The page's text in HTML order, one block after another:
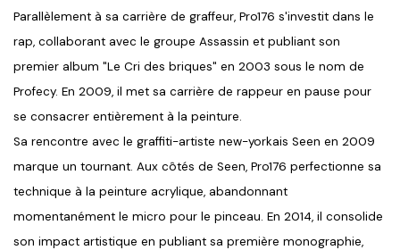
Parallèlement à sa carrière de graffeur, Pro176 s'investit dans le
rap, collaborant avec le groupe Assassin et publiant son
premier album "Le Cri des briques" en 2003 sous le nom de
Profecy. En 2009, il met sa carrière de rappeur en pause pour
se consacrer entièrement à la peinture.
Sa rencontre avec le graffiti-artiste new-yorkais Seen en 2009
marque un tournant. Aux côtés de Seen, Pro176 perfectionne sa
technique à la peinture acrylique, abandonnant
momentanément le micro pour le pinceau. En 2014, il consolide
son impact artistique en publiant sa première monographie,